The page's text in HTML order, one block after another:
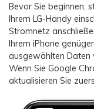
Bevor Sie beginnen,
Ihrem LG-Handy
Stromnetz
Ihrem iPhone
ausgewählten Daten
Wenn Sie Google
aktualisieren Sie